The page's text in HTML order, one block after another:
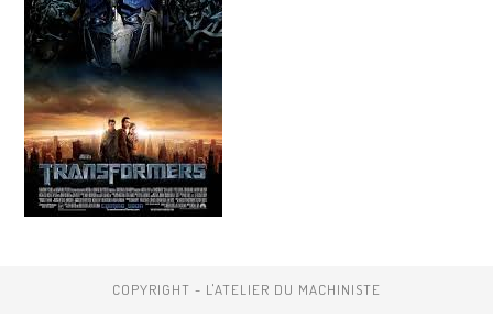
COPYRIGHT - L'ATELIER DU MACHINISTE